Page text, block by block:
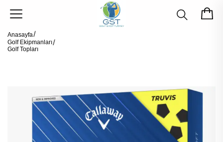
Anasayfa
Golf Ekipmanları
Golf Topları